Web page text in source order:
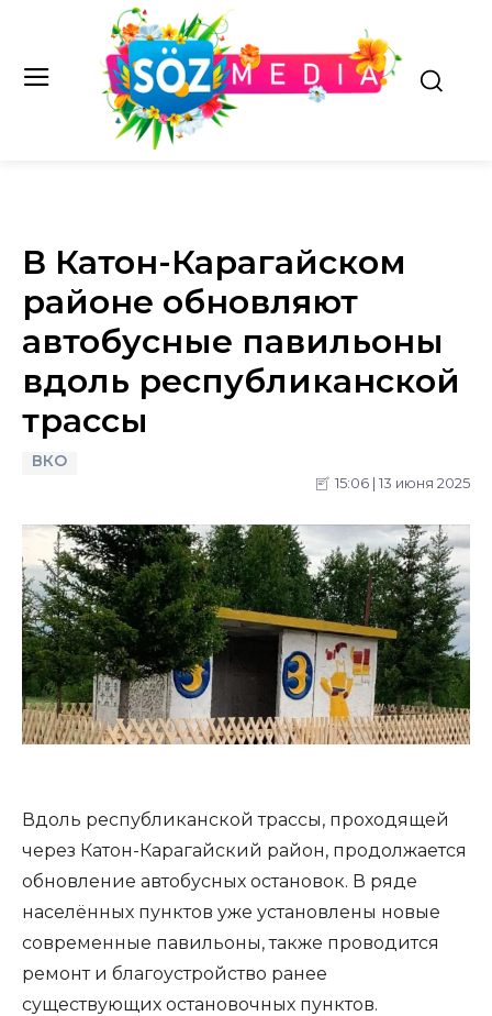
В Катон-Карагайском
районе обновляют
автобусные павильоны
вдоль республиканской
трассы
ВКО
15:06 | 13 июня 2025
Вдоль республиканской трассы, проходящей
через Катон-Карагайский район, продолжается
обновление автобусных остановок. В ряде
населённых пунктов уже установлены новые
современные павильоны, также проводится
ремонт и благоустройство ранее
существующих остановочных пунктов.